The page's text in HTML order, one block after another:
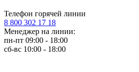
Телефон горячей линии
8 800 302 17 18
Менеджер на линии:
пн-пт 09:00 - 18:00
сб-вс 10:00 - 18:00